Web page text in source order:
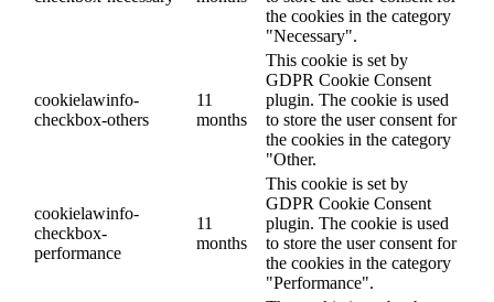
the cookies in the category
"Necessary".
cookielawinfo-
checkbox-others
11
months
This cookie is set by
GDPR Cookie Consent
plugin. The cookie is used
to store the user consent for
the cookies in the category
"Other.
cookielawinfo-
checkbox-
performance
11
months
This cookie is set by
GDPR Cookie Consent
plugin. The cookie is used
to store the user consent for
the cookies in the category
"Performance".